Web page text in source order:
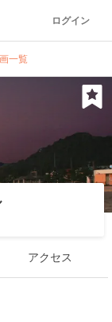
ログイン
一覧
アクセス